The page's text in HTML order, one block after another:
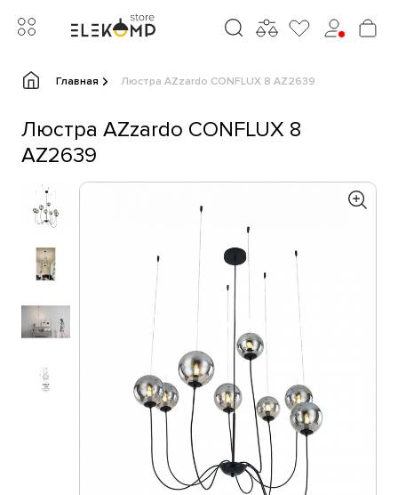
Главная Люстра AZzardo CONFLUX 8 AZ2639
Люстра AZzardo CONFLUX 8
AZ2639